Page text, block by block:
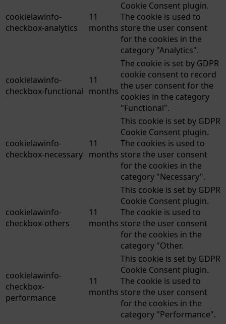
cookielawinfo-
checkbox-analytics
11
months
Cookie Consent plugin.
The cookie is used to
store the user consent
for the cookies in the
category "Analytics".
cookielawinfo-
checkbox-functional
11
months
The cookie is set by GDPR
cookie consent to record
the user consent for the
cookies in the category
"Functional".
cookielawinfo-
checkbox-necessary
11
months
This cookie is set by GDPR
Cookie Consent plugin.
The cookies is used to
store the user consent
for the cookies in the
category "Necessary".
cookielawinfo-
checkbox-others
11
months
This cookie is set by GDPR
Cookie Consent plugin.
The cookie is used to
store the user consent
for the cookies in the
category "Other.
cookielawinfo-
checkbox-
performance
11
months
This cookie is set by GDPR
Cookie Consent plugin.
The cookie is used to
store the user consent
for the cookies in the
category "Performance".